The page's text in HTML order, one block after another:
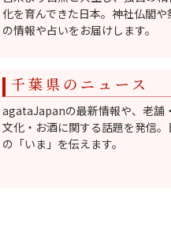
化を育んできた日本。神社仏閣や
の情報や占いをお届けします。
千葉県のニュース
agataJapanの最新情報や、老舗
文化・お酒に関する話題を発信。
の「いま」を伝えます。